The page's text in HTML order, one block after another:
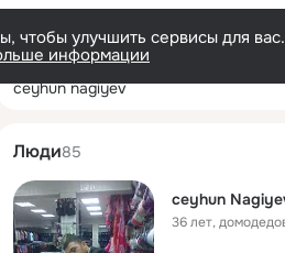
чтобы улучшить сервисы для
информации
ceyhun nagiyev
Люди85
ceyhun
36 лет,